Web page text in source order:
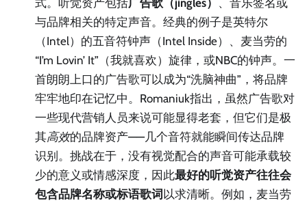
与品牌相关的特定声音。经典的例子是英特尔
（Intel）的五音符钟声（Intel Inside）、麦当劳的
“I’m Lovin’ It”（我就喜欢）旋律，或NBC的钟声。一
首朗朗上口的广告歌可以成为“洗脑神曲”，将品牌
牢牢地印在记忆中。Romaniuk指出，虽然广告歌对
一些现代营销人员来说可能显得老套，但它们是极
其高效的品牌资产——几个音符就能瞬间传达品牌
识别。挑战在于，没有视觉配合的声音可能承载较
少的意义或情感深度，因此最好的听觉资产往往会
包含品牌名称或标语歌词以求清晰。例如，麦当劳